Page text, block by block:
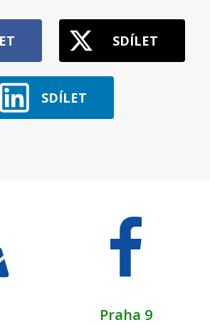
SDÍLET
SDÍLET
Praha 9